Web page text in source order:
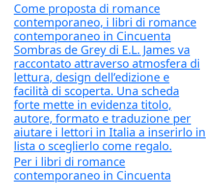
Come proposta di romance
contemporaneo, i libri di romance
contemporaneo in Cincuenta
Sombras de Grey di E.L. James va
raccontato attraverso atmosfera di
lettura, design dell’edizione e
facilità di scoperta. Una scheda
forte mette in evidenza titolo,
autore, formato e traduzione per
aiutare i lettori in Italia a inserirlo in
lista o sceglierlo come regalo.
Per i libri di romance
contemporaneo in Cincuenta